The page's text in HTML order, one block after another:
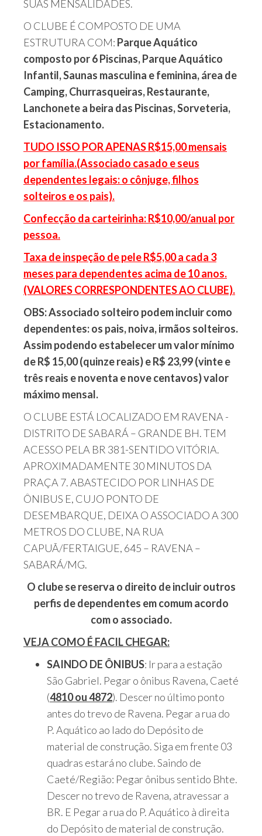
SUAS MENSALIDADES.
O CLUBE É COMPOSTO DE UMA
ESTRUTURA COM: Parque Aquático
composto por 6 Piscinas, Parque Aquático
Infantil, Saunas masculina e feminina, área de
Camping, Churrasqueiras, Restaurante,
Lanchonete a beira das Piscinas, Sorveteria,
Estacionamento.
TUDO ISSO POR APENAS R$15,00 mensais
por família.(Associado casado e seus
dependentes legais: o cônjuge, filhos
solteiros e os pais).
Confecção da carteirinha: R$10,00/anual por
pessoa.
Taxa de inspeção de pele R$5,00 a cada 3
meses para dependentes acima de 10 anos.
(VALORES CORRESPONDENTES AO CLUBE).
OBS: Associado solteiro podem incluir como
dependentes: os pais, noiva, irmãos solteiros.
Assim podendo estabelecer um valor mínimo
de R$ 15,00 (quinze reais) e R$ 23,99 (vinte e
três reais e noventa e nove centavos) valor
máximo mensal.
O CLUBE ESTÁ LOCALIZADO EM RAVENA -
DISTRITO DE SABARÁ – GRANDE BH. TEM
ACESSO PELA BR 381-SENTIDO VITÓRIA.
APROXIMADAMENTE 30 MINUTOS DA
PRAÇA 7. ABASTECIDO POR LINHAS DE
ÔNIBUS E, CUJO PONTO DE
DESEMBARQUE, DEIXA O ASSOCIADO A 300
METROS DO CLUBE, NA RUA
CAPUÃ/FERTAIGUE, 645 – RAVENA –
SABARÁ/MG.
O clube se reserva o direito de incluir outros
perfis de dependentes em comum acordo
com o associado.
VEJA COMO É FACIL CHEGAR:
SAINDO DE ÔNIBUS: Ir para a estação
São Gabriel. Pegar o ônibus Ravena, Caeté
(4810 ou 4872). Descer no último ponto
antes do trevo de Ravena. Pegar a rua do
P. Aquático ao lado do Depósito de
material de construção. Siga em frente 03
quadras estará no clube. Saindo de
Caeté/Região: Pegar ônibus sentido Bhte.
Descer no trevo de Ravena, atravessar a
BR. E Pegar a rua do P. Aquático à direita
do Depósito de material de construção.